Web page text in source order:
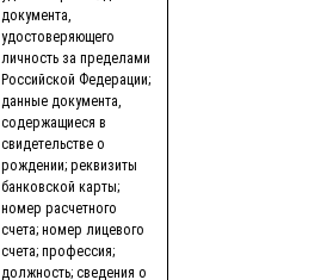
документа,
удостоверяющего
личность за пределами
Российской Федерации;
данные документа,
содержащиеся в
свидетельстве о
рождении; реквизиты
банковской карты;
номер расчетного
счета; номер лицевого
счета; профессия;
должность; сведения о